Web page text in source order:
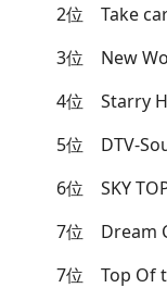
2位 Take
3位 New
4位 Starry
5位 DTV-
6位 SKY
7位 Dream
7位 Top Of